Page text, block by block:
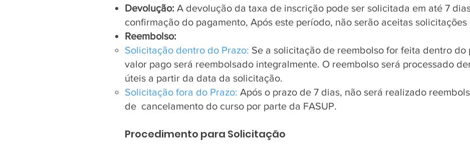
Devolução: A devolução da taxa de inscrição pode ser solicitada em até 7
confirmação do pagamento, Após este período, não serão aceitas
Reembolso:
Solicitação dentro do Prazo: Se a solicitação de reembolso for feita dentro do
valor pago será reembolsado integralmente. O reembolso será processado
úteis a partir da data da solicitação.
Solicitação fora do Prazo: Após o prazo de 7 dias, não será realizado
de cancelamento do curso por parte da FASUP.
Procedimento para Solicitação